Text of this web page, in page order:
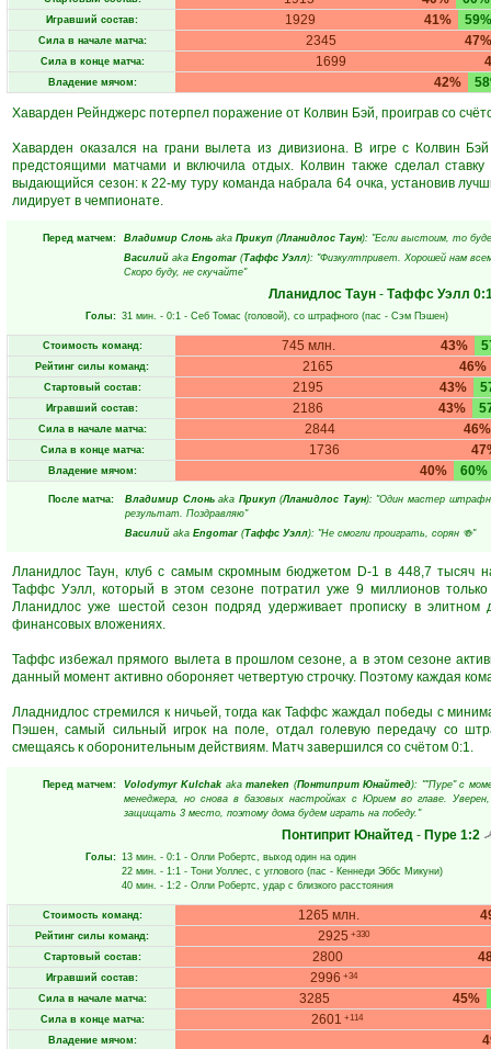
Игравший состав: 41%
1929 59%
Сила в начале матча: 47%
2345
Сила в конце матча: 1699
Владение мячом: 42%
Хаварден Рейнджерс потерпел поражение от Колвин Бэй, проиграв со
Хаварден оказался на грани вылета из дивизиона. В игре с Колвин
предстоящими матчами и включила отдых. Колвин также сделал
выдающийся сезон: к 22-му туру команда набрала 64 очка, установив
лидирует в чемпионате.
Перед матчем: Владимир Слонь aka Прикуп (Лланидлос Таун): "Если выстоим, то
Василий aka Engomar (Таффс Уэлл): "Физкултпривет. Хорошей нам
Скоро буду, не скучайте"
Лланидлос Таун- Таффс Уэлл
Голы: 31 мин. - 0:1 - Себ Томас (головой), со штрафного (пас - Сэм Пэшен)
Стоимость команд: 43%
745 млн.
Рейтинг силы команд: 46%
2165
Стартовый состав: 43%
2195
Игравший состав: 43%
2186
Сила в начале матча: 46%
2844
Сила в конце матча: 1736
Владение мячом: 40% 60%
После матча: Владимир Слонь aka Прикуп (Лланидлос Таун): "Один мастер
результат. Поздравляю"
Василий aka Engomar (Таффс Уэлл): "Не смогли проиграть, сорян 🍻"
Лланидлос Таун, клуб с самым скромным бюджетом D-1 в 448,7 тысяч
Таффс Уэлл, который в этом сезоне потратил уже 9 миллионов
Лланидлос уже шестой сезон подряд удерживает прописку в элитном
финансовых вложениях.
Таффс избежал прямого вылета в прошлом сезоне, а в этом сезоне
данный момент активно обороняет четвертую строчку. Поэтому каждая
Лладнидлос стремился к ничьей, тогда как Таффс жаждал победы с
Пэшен, самый сильный игрок на поле, отдал голевую передачу со
смещаясь к оборонительным действиям. Матч завершился со счётом 0:1.
Перед матчем: Volodymyr Kulchak aka maneken (Понтиприт Юнайтед): ""Пуре" с
менеджера, но снова в базовых настройках с Юрием во главе.
защищать 3 место, поэтому дома будем играть на победу."
Понтиприт Юнайтед- Пуре 1:2
Голы: 13 мин. - 0:1 - Олли Робертс, выход один на один
22 мин. - 1:1 - Тони Уоллес, с углового (пас - Кеннеди Эббс Микуни)
40 мин. - 1:2 - Олли Робертс, удар с близкого расстояния
Стоимость команд: 1265 млн.
Рейтинг силы команд: 2925 +330
Стартовый состав: 2800
Игравший состав: 2996 +34
Сила в начале матча: 45%
3285
Сила в конце матча: 2601 +114
Владение мячом: